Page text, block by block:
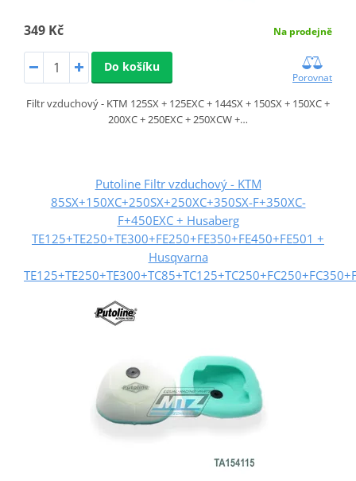
349 Kč Na prodejně
Do košíku
Porovnat
Filtr vzduchový - KTM 125SX + 125EXC + 144SX + 150SX + 150XC +
200XC + 250EXC + 250XCW +…
Putoline Filtr vzduchový - KTM
85SX+150XC+250SX+250XC+350SX-F+350XC-
F+450EXC + Husaberg
TE125+TE250+TE300+FE250+FE350+FE450+FE501 +
Husqvarna